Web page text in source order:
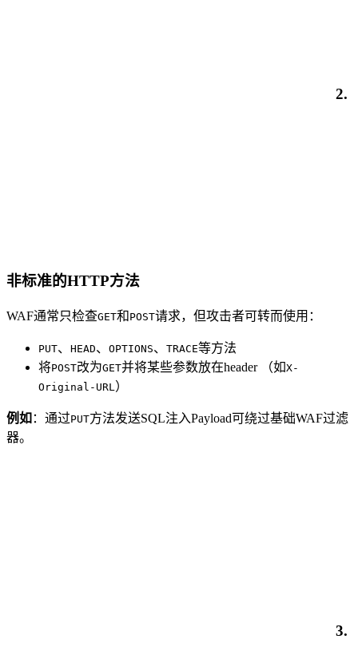
2.
非标准的HTTP方法
WAF通常只检查GET和 POST请求，但攻击者可转而使用：
PUT、 HEAD、 OPTIONS、 TRACE等方法
将POST改为GET并将某些参数放在header （如X-
Original-URL ）
例如 ：通过PUT方法发送SQL注入Payload可绕过基础WAF过滤
器。
3.